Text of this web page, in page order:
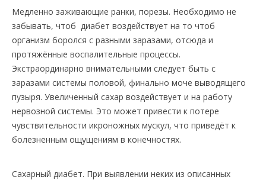
Медленно заживающие ранки, порезы. Необходимо не
забывать, чтоб диабет воздействует на то чтоб
организм боролся с разными заразами, отсюда и
протяжённые воспалительные процессы.
Экстраординарно внимательными следует быть с
заразами системы половой, финально моче выводящего
пузыря. Увеличенный сахар воздействует и на работу
нервозной системы. Это может привести к потере
чувствительности икроножных мускул, что приведёт к
болезненным ощущениям в конечностях.
Сахарный диабет. При выявлении неких из описанных